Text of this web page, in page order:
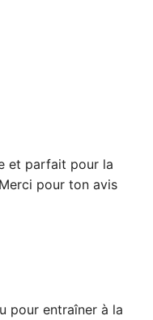
et parfait pour la
pour ton avis
pour entraîner à la